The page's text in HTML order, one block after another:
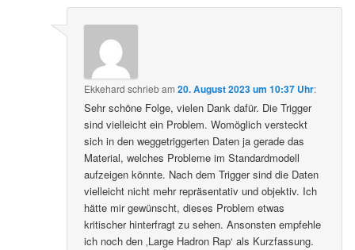
Ekkehard schriebam20. August 2023 um 10:37 Uhr:
Sehr schöne Folge, vielen Dank dafür. Die Trigger
sind vielleicht ein Problem. Womöglich versteckt
sich in den weggetriggerten Daten ja gerade das
Material, welches Probleme im Standardmodell
aufzeigen könnte. Nach dem Trigger sind die Daten
vielleicht nicht mehr repräsentativ und objektiv. Ich
hätte mir gewünscht, dieses Problem etwas
kritischer hinterfragt zu sehen. Ansonsten empfehle
ich noch den ‚Large Hadron Rap‘ als Kurzfassung.